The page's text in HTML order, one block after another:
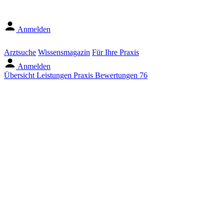
Anmelden
Arztsuche Wissensmagazin Für Ihre Praxis
Anmelden
Übersicht Leistungen Praxis Bewertungen 76